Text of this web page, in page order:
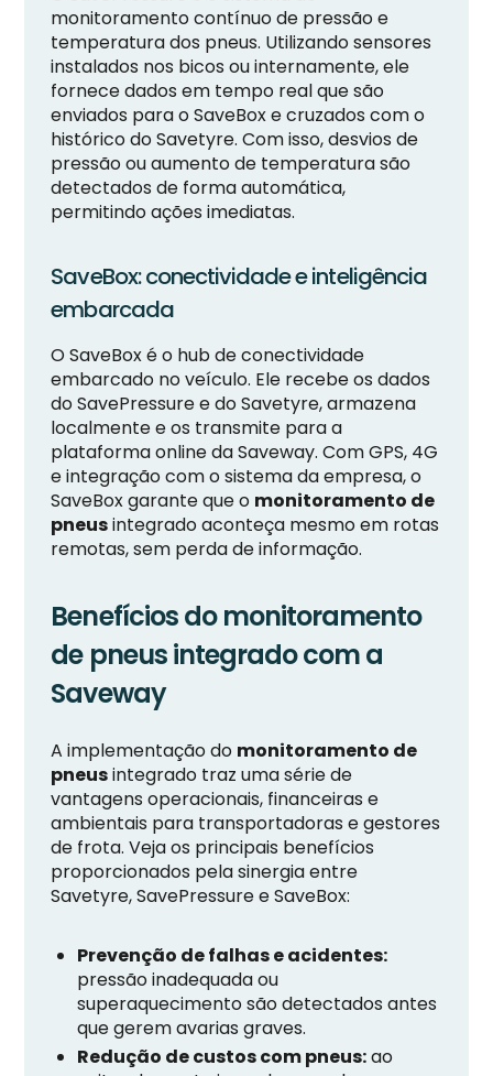
monitoramento contínuo de pressão e
temperatura dos pneus. Utilizando sensores
instalados nos bicos ou internamente, ele
fornece dados em tempo real que são
enviados para o SaveBox e cruzados com o
histórico do Savetyre. Com isso, desvios de
pressão ou aumento de temperatura são
detectados de forma automática,
permitindo ações imediatas.
SaveBox: conectividade e inteligência
embarcada
O SaveBox é o hub de conectividade
embarcado no veículo. Ele recebe os dados
do SavePressure e do Savetyre, armazena
localmente e os transmite para a
plataforma online da Saveway. Com GPS, 4G
e integração com o sistema da empresa, o
SaveBox garante que o monitoramento de
pneusintegrado aconteça mesmo em rotas
remotas, sem perda de informação.
Benefícios do monitoramento
de pneus integrado com a
Saveway
A implementação do monitoramento de
pneusintegrado traz uma série de
vantagens operacionais, financeiras e
ambientais para transportadoras e gestores
de frota. Veja os principais benefícios
proporcionados pela sinergia entre
Savetyre, SavePressure e SaveBox:
Prevenção de falhas e acidentes:
pressão inadequada ou
superaquecimento são detectados antes
que gerem avarias graves.
Redução de custos com pneus:ao